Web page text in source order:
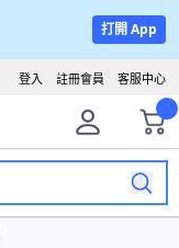
打開 App
客服中心
註冊會員
登入